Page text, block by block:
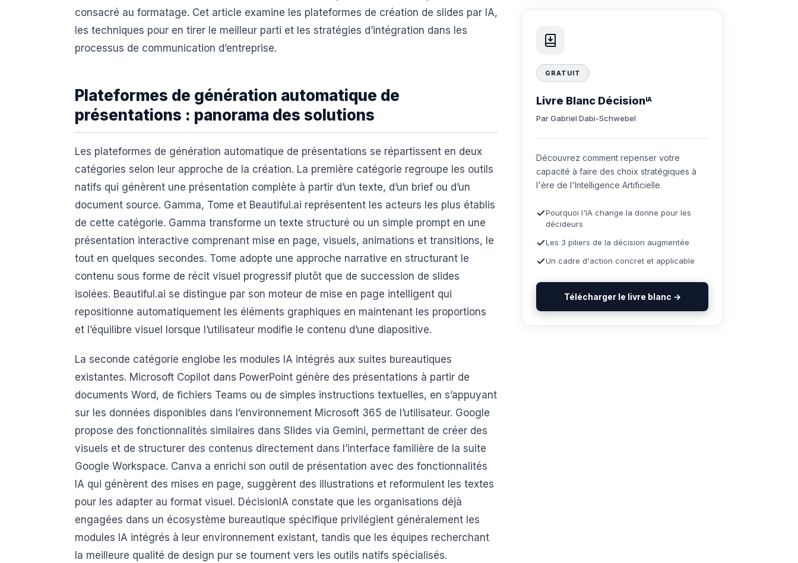
consacré au formatage. Cet article examine les plateformes de création de slides par IA,
les techniques pour en tirer le meilleur parti et les stratégies d’intégration dans les
processus de communication d’entreprise.
Plateformes de génération automatique de
présentations : panorama des solutions
Les plateformes de génération automatique de présentations se répartissent en deux
catégories selon leur approche de la création. La première catégorie regroupe les outils
natifs qui génèrent une présentation complète à partir d’un texte, d’un brief ou d’un
document source. Gamma, Tome et Beautiful.ai représentent les acteurs les plus établis
de cette catégorie. Gamma transforme un texte structuré ou un simple prompt en une
présentation interactive comprenant mise en page, visuels, animations et transitions, le
tout en quelques secondes. Tome adopte une approche narrative en structurant le
contenu sous forme de récit visuel progressif plutôt que de succession de slides
isolées. Beautiful.ai se distingue par son moteur de mise en page intelligent qui
repositionne automatiquement les éléments graphiques en maintenant les proportions
et l’équilibre visuel lorsque l’utilisateur modifie le contenu d’une diapositive.
La seconde catégorie englobe les modules IA intégrés aux suites bureautiques
existantes. Microsoft Copilot dans PowerPoint génère des présentations à partir de
documents Word, de fichiers Teams ou de simples instructions textuelles, en s’appuyant
sur les données disponibles dans l’environnement Microsoft 365 de l’utilisateur. Google
propose des fonctionnalités similaires dans Slides via Gemini, permettant de créer des
visuels et de structurer des contenus directement dans l’interface familière de la suite
Google Workspace. Canva a enrichi son outil de présentation avec des fonctionnalités
IA qui génèrent des mises en page, suggèrent des illustrations et reformulent les textes
pour les adapter au format visuel. DécisionIA constate que les organisations déjà
engagées dans un écosystème bureautique spécifique privilégient généralement les
modules IA intégrés à leur environnement existant, tandis que les équipes recherchant
la meilleure qualité de design pur se tournent vers les outils natifs spécialisés.
GRATUIT
Livre Blanc DécisionIA
Par Gabriel Dabi-Schwebel
Découvrez comment repenser votre
capacité à faire des choix stratégiques à
l'ère de l'Intelligence Artificielle.
Pourquoi l'IA change la donne pour les
décideurs
Les 3 piliers de la décision augmentée
Un cadre d'action concret et applicable
Télécharger le livre blanc →